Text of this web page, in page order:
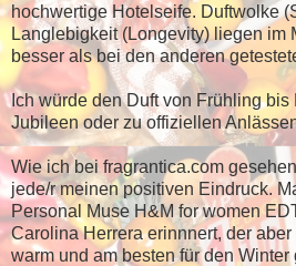
hochwertige Hotelseife. Duftwolke
Langlebigkeit (Longevity) liegen im
besser als bei den anderen
Ich würde den Duft von Frühling
Jubileen oder zu offiziellen
Wie ich bei fragrantica.com
jede/r meinen positiven Eindruck.
Personal Muse H&M for women
Carolina Herrera erinnnert, der
warm und am besten für den